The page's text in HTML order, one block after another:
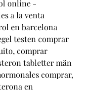
online -
a la venta
en barcelona
testen comprar
comprar
tabletter män
comprar,
en